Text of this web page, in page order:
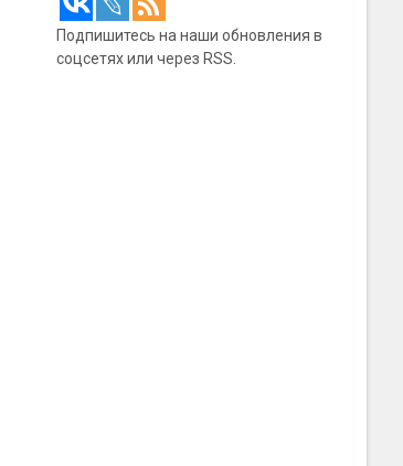
Подпишитесь на наши обновления в
соцсетях или через RSS.